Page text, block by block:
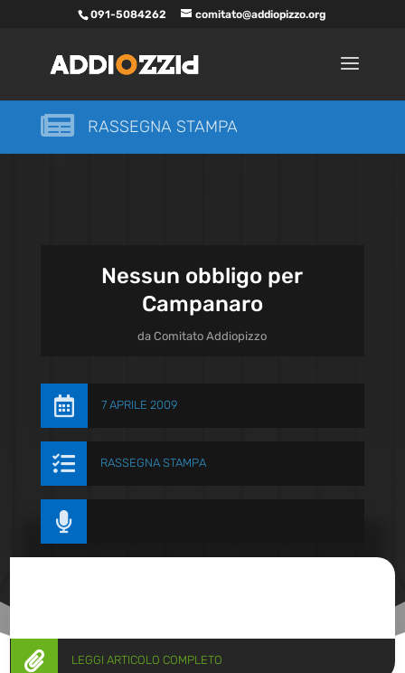
091-5084262 comitato@addiopizzo.org
 RASSEGNA STAMPA
Nessun obbligo per
Campanaro
daComitato Addiopizzo
 7 APRILE 2009
 RASSEGNA STAMPA

 LEGGI ARTICOLO COMPLETO